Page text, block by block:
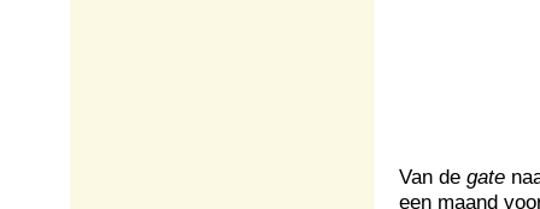
Van de gate
een maand